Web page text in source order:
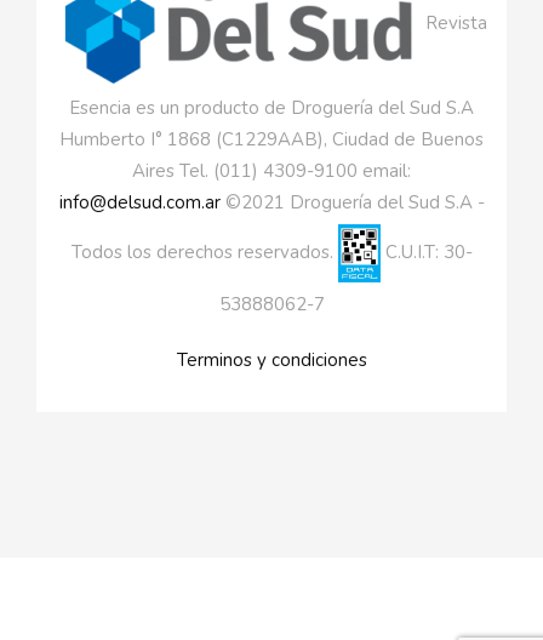
Revista
Esencia es un producto de Droguería del Sud S.A
Humberto I° 1868 (C1229AAB), Ciudad de Buenos
Aires Tel. (011) 4309-9100 email:
info@delsud.com.ar©2021 Droguería del Sud S.A -
Todos los derechos reservados. C.U.I.T: 30-
53888062-7
Terminos y condiciones